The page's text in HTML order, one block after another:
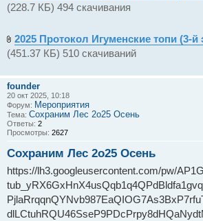
(228.7 КБ) 494 скачивания
2025 Протокол Игуменские топи (3-
(451.37 КБ) 510 скачиваний
founder
20 окт 2025, 10:18
Форум: Мероприятия
Тема: Сохраним Лес 2о25 Осень
Ответы: 2
Просмотры: 2627
Сохраним Лес 2о25 Осень
https://lh3.googleusercontent.com/pw/